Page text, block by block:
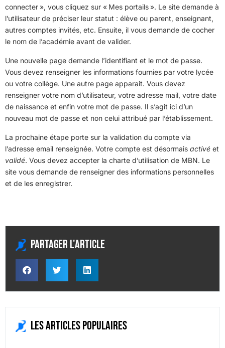
connecter », vous cliquez sur « Mes portails ». Le site demande à
l’utilisateur de préciser leur statut : élève ou parent, enseignant,
autres comptes invités, etc. Ensuite, il vous demande de cocher
le nom de l’académie avant de valider.
Une nouvelle page demande l’identifiant et le mot de passe.
Vous devez renseigner les informations fournies par votre lycée
ou votre collège. Une autre page apparait. Vous devez
renseigner votre nom d’utilisateur, votre adresse mail, votre date
de naissance et enfin votre mot de passe. Il s’agit ici d’un
nouveau mot de passe et non celui attribué par l’établissement.
La prochaine étape porte sur la validation du compte via
l’adresse email renseignée. Votre compte est désormais activé et
validé. Vous devez accepter la charte d’utilisation de MBN. Le
site vous demande de renseigner des informations personnelles
et de les enregistrer.
Partager l'article
Les articles populaires